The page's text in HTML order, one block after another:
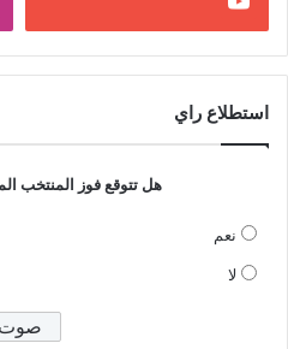
استطلاع راي
هل تتوقع فوز المنتخب
نعم
لا